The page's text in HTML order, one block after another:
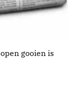
gooien is